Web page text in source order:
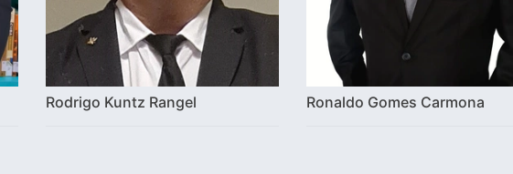
Rodrigo Kuntz Rangel Ronaldo Gomes Carmona